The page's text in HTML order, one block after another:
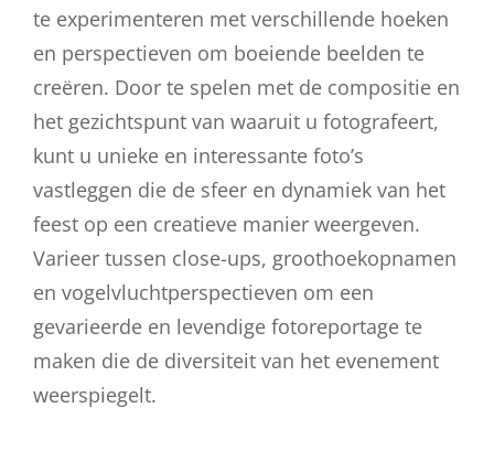
te experimenteren met verschillende hoeken
en perspectieven om boeiende beelden te
creëren. Door te spelen met de compositie en
het gezichtspunt van waaruit u fotografeert,
kunt u unieke en interessante foto’s
vastleggen die de sfeer en dynamiek van het
feest op een creatieve manier weergeven.
Varieer tussen close-ups, groothoekopnamen
en vogelvluchtperspectieven om een
gevarieerde en levendige fotoreportage te
maken die de diversiteit van het evenement
weerspiegelt.